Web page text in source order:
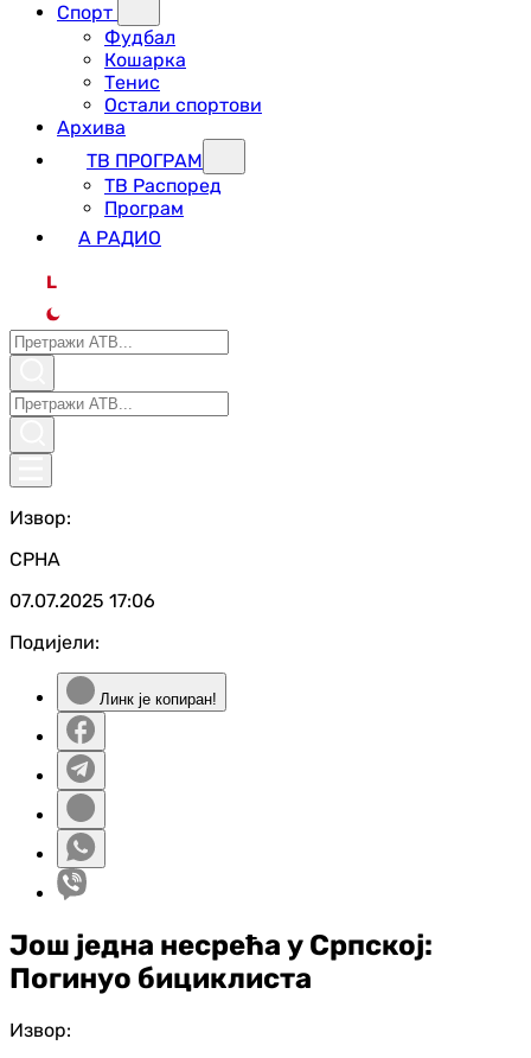
Спорт
Фудбал
Кошарка
Тенис
Остали спортови
Архива
ТВ ПРОГРАМ
ТВ Распоред
Програм
А РАДИО
L
Извор:
СРНА
07.07.2025 17:06
Подијели:
Линк је копиран!
Још једна несрећа у Српској:
Погинуо бициклиста
Извор: